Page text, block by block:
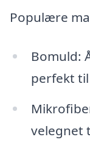
Populære
Bomuld:
perfekt
velegnet